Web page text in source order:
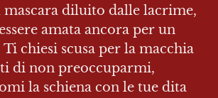
mascara diluito dalle lacrime,
amata ancora per un
chiesi scusa per la macchia
di non preoccuparmi,
la schiena con le tue dita